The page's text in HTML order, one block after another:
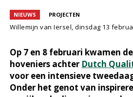
NIEUWS PROJECTEN
Willemijn van Iersel, dinsdag 13
Op 7 en 8 februari kwamen
hoveniers achter Dutch
voor een intensieve
Onder het genot van